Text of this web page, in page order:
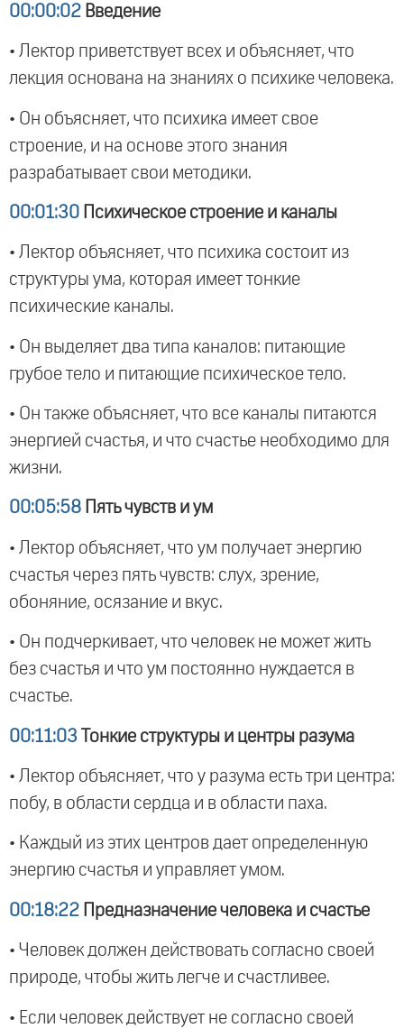
00:00:02 Введение
• Лектор приветствует всех и объясняет, что
лекция основана на знаниях о психике человека.
• Он объясняет, что психика имеет свое
строение, и на основе этого знания
разрабатывает свои методики.
00:01:30 Психическое строение и каналы
• Лектор объясняет, что психика состоит из
структуры ума, которая имеет тонкие
психические каналы.
• Он выделяет два типа каналов: питающие
грубое тело и питающие психическое тело.
• Он также объясняет, что все каналы питаются
энергией счастья, и что счастье необходимо для
жизни.
00:05:58 Пять чувств и ум
• Лектор объясняет, что ум получает энергию
счастья через пять чувств: слух, зрение,
обоняние, осязание и вкус.
• Он подчеркивает, что человек не может жить
без счастья и что ум постоянно нуждается в
счастье.
00:11:03 Тонкие структуры и центры разума
• Лектор объясняет, что у разума есть три центра:
побу, в области сердца и в области паха.
• Каждый из этих центров дает определенную
энергию счастья и управляет умом.
00:18:22 Предназначение человека и счастье
• Человек должен действовать согласно своей
природе, чтобы жить легче и счастливее.
• Если человек действует не согласно своей